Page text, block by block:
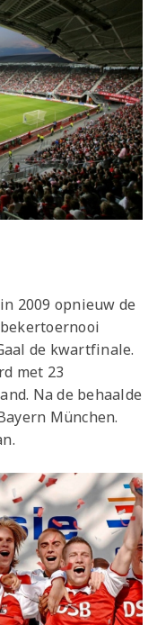
2009 opnieuw de
de kwartfinale.
met 23
Na de behaalde
München.